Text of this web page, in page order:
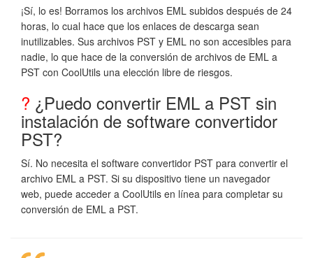
¡Sí, lo es! Borramos los archivos EML subidos después de 24
horas, lo cual hace que los enlaces de descarga sean
inutilizables. Sus archivos PST y EML no son accesibles para
nadie, lo que hace de la conversión de archivos de EML a
PST con CoolUtils una elección libre de riesgos.
? ¿Puedo convertir EML a PST sin
instalación de software convertidor
PST?
Sí. No necesita el software convertidor PST para convertir el
archivo EML a PST. Si su dispositivo tiene un navegador
web, puede acceder a CoolUtils en línea para completar su
conversión de EML a PST.